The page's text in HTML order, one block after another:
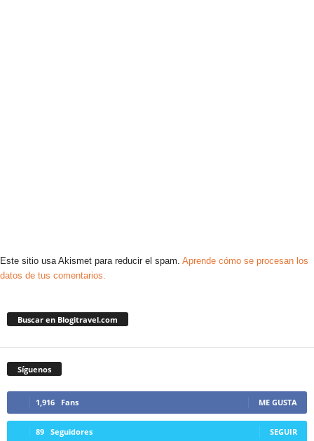
Este sitio usa Akismet para reducir el spam. Aprende cómo se procesan los
datos de tus comentarios.
Buscar en Blogitravel.com
Síguenos
1,916 Fans ME GUSTA
89 Seguidores SEGUIR